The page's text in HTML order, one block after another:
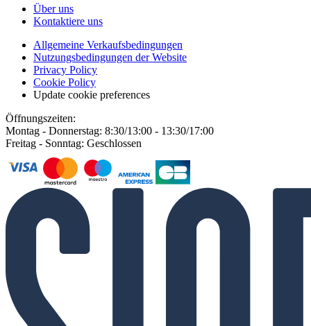
Über uns
Kontaktiere uns
Allgemeine Verkaufsbedingungen
Nutzungsbedingungen der Website
Privacy Policy
Cookie Policy
Update cookie preferences
Öffnungszeiten:
Montag - Donnerstag: 8:30/13:00 - 13:30/17:00
Freitag - Sonntag: Geschlossen